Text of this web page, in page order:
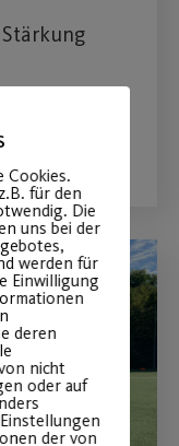
Cookies.
für den
Die
uns bei der
werden für
Einwilligung
deren
nicht
oder auf
der von